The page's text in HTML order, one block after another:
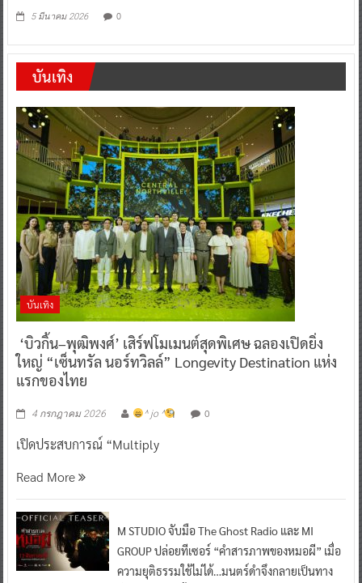
5 มีนาคม 2026 0
บันเทิง
บันเทิง
‘บิวกิ้น–พุฒิพงศ์’ เสิร์ฟโมเมนต์สุดพิเศษ ฉลองเปิดยิ่ง
ใหญ่ “เซ็นทรัล นอร์ทวิลล์” Longevity Destination แห่ง
แรกของไทย
4 กรกฎาคม 2026 ^ jo ^ 0
เปิดประสบการณ์ “Multiply
Read More
M STUDIO จับมือ The Ghost Radio และ MI
GROUP ปล่อยทีเซอร์ “คำสารภาพของหมอผี” เมื่อ
ความยุติธรรมใช้ไม่ได้…มนตร์ดำจึงกลายเป็นทาง